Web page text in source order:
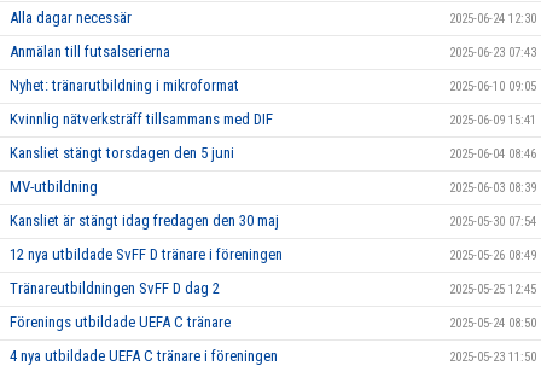
Alla dagar necessär 2025-06-24 12:30
Anmälan till futsalserierna 2025-06-23 07:43
Nyhet: tränarutbildning i mikroformat 2025-06-10 09:05
Kvinnlig nätverksträff tillsammans med DIF 2025-06-09 15:41
Kansliet stängt torsdagen den 5 juni 2025-06-04 08:46
MV-utbildning 2025-06-03 08:39
Kansliet är stängt idag fredagen den 30 maj 2025-05-30 07:54
12 nya utbildade SvFF D tränare i föreningen 2025-05-26 08:49
Tränareutbildningen SvFF D dag 2 2025-05-25 12:45
Förenings utbildade UEFA C tränare 2025-05-24 08:50
4 nya utbildade UEFA C tränare i föreningen 2025-05-23 11:50